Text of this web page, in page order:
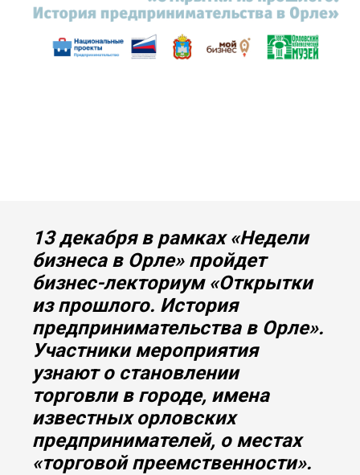
13 декабря в рамках «Недели
бизнеса в Орле» пройдет
бизнес-лекториум «Открытки
из прошлого. История
предпринимательства в Орле».
Участники мероприятия
узнают о становлении
торговли в городе, имена
известных орловских
предпринимателей, о местах
«торговой преемственности».